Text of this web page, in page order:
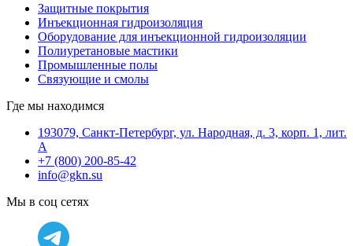
Защитные покрытия
Инъекционная гидроизоляция
Оборудование для инъекционной гидроизоляции
Полиуретановые мастики
Промышленные полы
Связующие и смолы
Где мы находимся
193079, Санкт-Петербург, ул. Народная, д. 3, корп. 1, лит.
А
+7 (800) 200-85-42
info@gkn.su
Мы в соц сетях